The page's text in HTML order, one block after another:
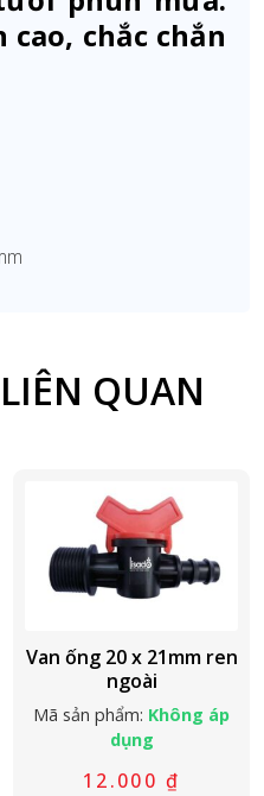
chắc chắn
QUAN
Van ống 20 x 21mm ren
ngoài
Mã sản phẩm: Không áp
dụng
12.000 ₫